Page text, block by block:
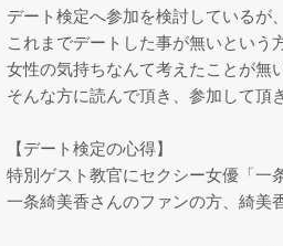
デート検定へ参加を検討しているが
これまでデートした事が無いという
女性の気持ちなんて考えたことが無
そんな方に読んで頂き、参加して頂
【デート検定の心得】
特別ゲスト教官にセクシー女優「一
一条綺美香さんのファンの方、綺美